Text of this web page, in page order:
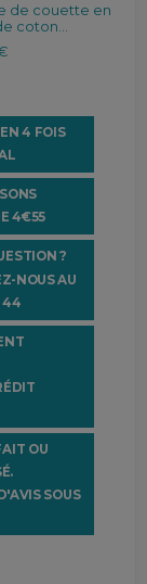
de couette en
coton...
EN 4 FOIS
4€55
?
NOUS AU
44
OU
SOUS